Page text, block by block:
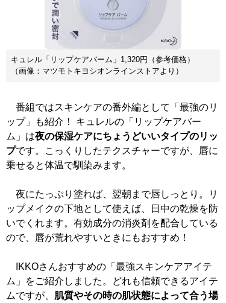
キュレル「リップケアバーム」1,320円（参考価格）
（画像：マツモトキヨシオンラインストアより）
番組ではスキンケアの番外編として「最強のリ
ップ」も紹介！ キュレルの「リップケアバー
ム」は夜の保湿ケアにちょうどいいタイプのリッ
プです。こっくりしたテクスチャーですが、唇に
乗せると体温で馴染みます。
夜にたっぷり塗れば、翌朝まで唇しっとり。リ
ップメイクの下地として使えば、日中の乾燥を防
いでくれます。有効成分の消炎剤を配合している
ので、唇が荒れやすいときにもおすすめ！
IKKOさんおすすめの「最強スキンケアアイテ
ム」をご紹介しました。どれも信頼できるアイテ
ムですが、 肌質やその時の肌状態によって合う場